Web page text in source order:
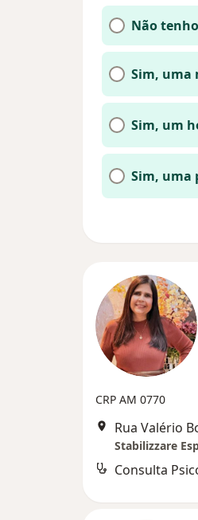
Não
Sim, uma
Sim, um
Sim, uma
CRP AM 0770
Stabilizzare
Consulta